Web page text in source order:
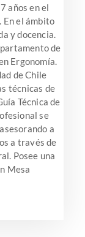
años en el
En el ámbito
y docencia.
de
Ergonomía.
de Chile
técnicas de
Técnica de
se
a
a través de
Posee una
Mesa